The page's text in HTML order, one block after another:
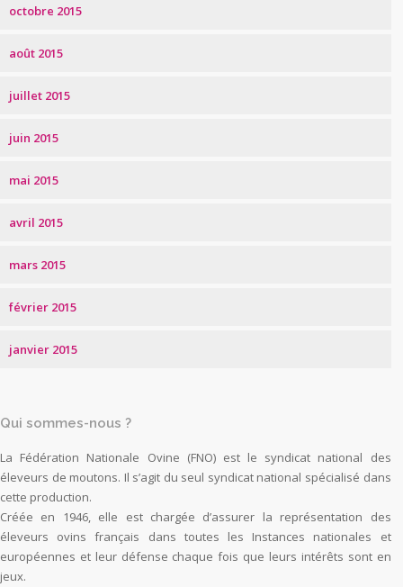
octobre 2015
août 2015
juillet 2015
juin 2015
mai 2015
avril 2015
mars 2015
février 2015
janvier 2015
Qui sommes-nous ?
La Fédération Nationale Ovine (FNO) est le syndicat national des
éleveurs de moutons. Il s’agit du seul syndicat national spécialisé dans
cette production.
Créée en 1946, elle est chargée d’assurer la représentation des
éleveurs ovins français dans toutes les Instances nationales et
européennes et leur défense chaque fois que leurs intérêts sont en
jeux.